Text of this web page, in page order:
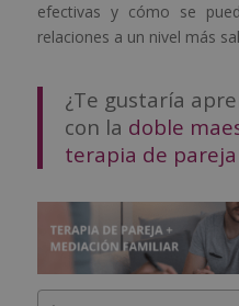
efectivas y cómo se
relaciones a un nivel más
¿Te gustaría
con la doble
terapia de